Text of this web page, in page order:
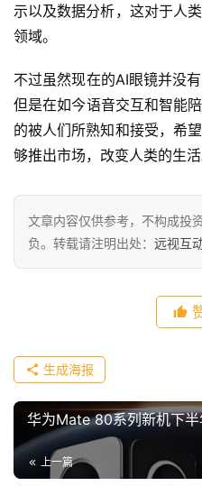
示以及数据分析，这对于人
领域。
不过虽然现在的AI眼镜并没
但是在如今语音交互和智能
的被人们所熟知和接受，希
够推出市场，改变人类的生活
文章内容仅供参考，不构成投
负。转载请注明出处： 远视互
生成海报
华为Mate 80系列新机下
上一篇